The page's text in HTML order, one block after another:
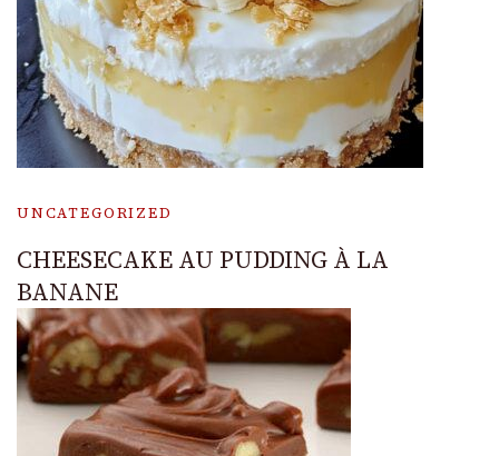
UNCATEGORIZED
CHEESECAKE AU PUDDING À LA
BANANE